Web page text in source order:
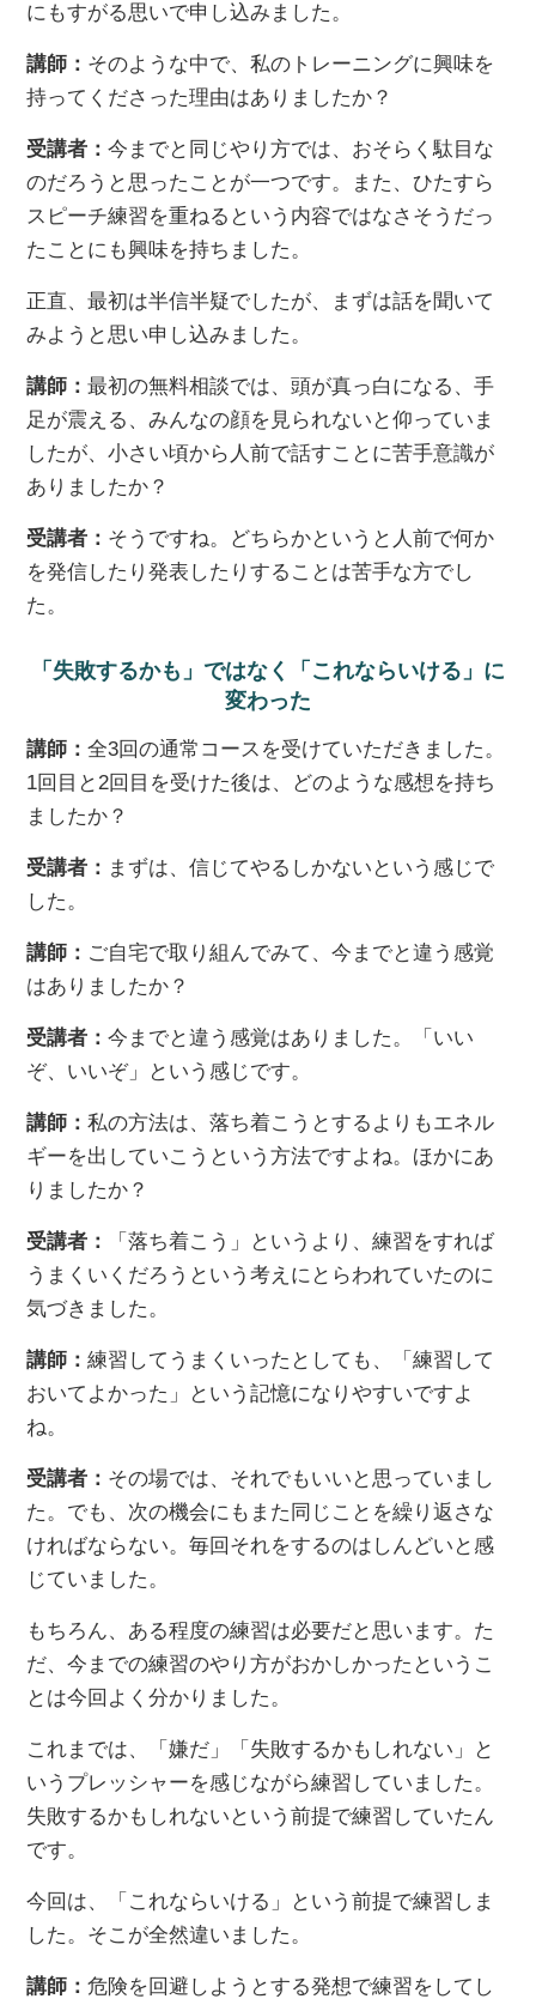
にもすがる思いで申し込みました。
講師： そのような中で、私のトレーニングに興味を
持ってくださった理由はありましたか？
受講者：今までと同じやり方では、おそらく駄目な
のだろうと思ったことが一つです。また、ひたすら
スピーチ練習を重ねるという内容ではなさそうだっ
たことにも興味を持ちました。
正直、最初は半信半疑でしたが、まずは話を聞いて
みようと思い申し込みました。
講師：最初の無料相談では、頭が真っ白になる、手
足が震える、みんなの顔を見られないと仰っていま
したが、小さい頃から人前で話すことに苦手意識が
ありましたか？
受講者： そうですね。どちらかというと人前で何か
を発信したり発表したりすることは苦手な方でし
た。
「失敗するかも」ではなく「これならいける」に
変わった
講師：全3回の通常コースを受けていただきました。
1回目と2回目を受けた後は、どのような感想を持ち
ましたか？
受講者： まずは、信じてやるしかないという感じで
した。
講師： ご自宅で取り組んでみて、今までと違う感覚
はありましたか？
受講者：今までと違う感覚はありました。「いい
ぞ、いいぞ」という感じです。
講師：私の方法は、落ち着こうとするよりもエネル
ギーを出していこうという方法ですよね。ほかにあ
りましたか？
受講者：
「落ち着こう」というより、練習をすれば
うまくいくだろうという考えにとらわれていたのに
気づきました。
講師：練習してうまくいったとしても、「練習して
おいてよかった」という記憶になりやすいですよ
ね。
受講者： その場では、それでもいいと思っていまし
た。でも、次の機会にもまた同じことを繰り返さな
ければならない。毎回それをするのはしんどいと感
じていました。
もちろん、ある程度の練習は必要だと思います。た
だ、今までの練習のやり方がおかしかったというこ
とは今回よく分かりました。
これまでは、「嫌だ」「失敗するかもしれない」と
いうプレッシャーを感じながら練習していました。
失敗するかもしれないという前提で練習していたん
です。
今回は、「これならいける」という前提で練習しま
した。そこが全然違いました。
講師：危険を回避しようとする発想で練習をしてし